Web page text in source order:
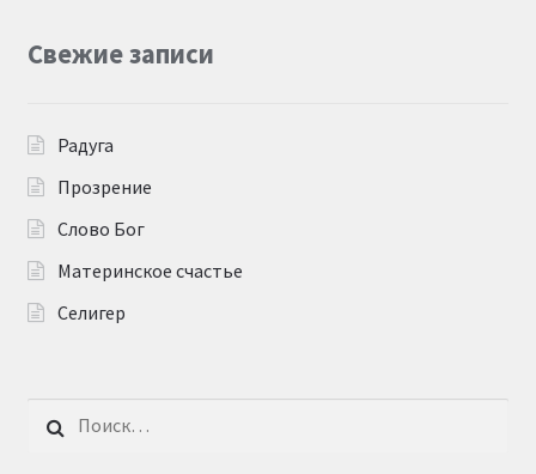
Свежие записи
Радуга
Прозрение
Слово Бог
Материнское счастье
Селигер
Найти: